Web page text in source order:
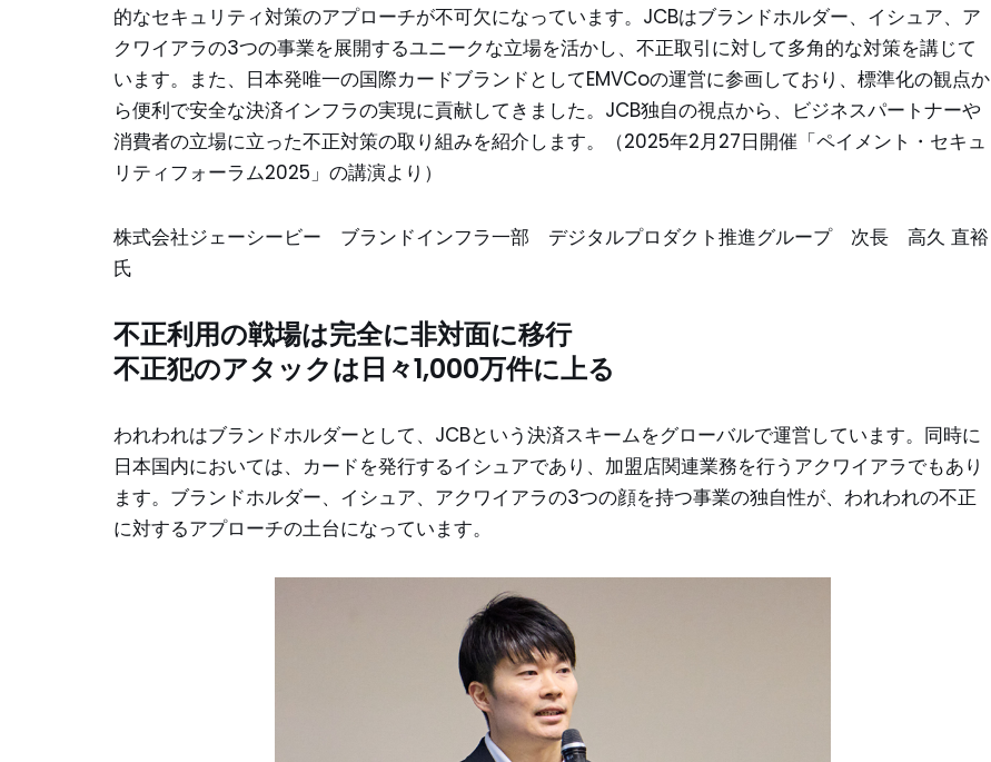
的なセキュリティ対策のアプローチが不可欠になっています。JCBはブランドホルダー、イシュア、ア
クワイアラの3つの事業を展開するユニークな立場を活かし、不正取引に対して多角的な対策を講じて
います。また、日本発唯一の国際カードブランドとしてEMVCoの運営に参画しており、標準化の観点か
ら便利で安全な決済インフラの実現に貢献してきました。JCB独自の視点から、ビジネスパートナーや
消費者の立場に立った不正対策の取り組みを紹介します。
（2025年2月27日開催「ペイメント・セキュ
リティフォーラム2025」の講演より）
株式会社ジェーシービー ブランドインフラ一部 デジタルプロダクト推進グループ 次長 高久 直裕
氏
不正利用の戦場は完全に非対面に移行
不正犯のアタックは日々1,000万件に上る
われわれはブランドホルダーとして、JCBという決済スキームをグローバルで運営しています。同時に
日本国内においては、カードを発行するイシュアであり、加盟店関連業務を行うアクワイアラでもあり
ます。ブランドホルダー、イシュア、アクワイアラの3つの顔を持つ事業の独自性が、われわれの不正
に対するアプローチの土台になっています。